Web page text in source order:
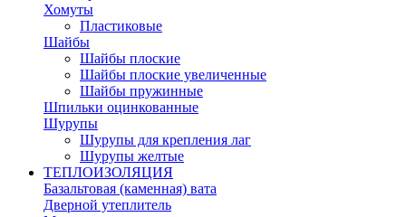
Хомуты
Пластиковые
Шайбы
Шайбы плоские
Шайбы плоские увеличенные
Шайбы пружинные
Шпильки оцинкованные
Шурупы
Шурупы для крепления лаг
Шурупы желтые
ТЕПЛОИЗОЛЯЦИЯ
Базальтовая (каменная) вата
Дверной утеплитель